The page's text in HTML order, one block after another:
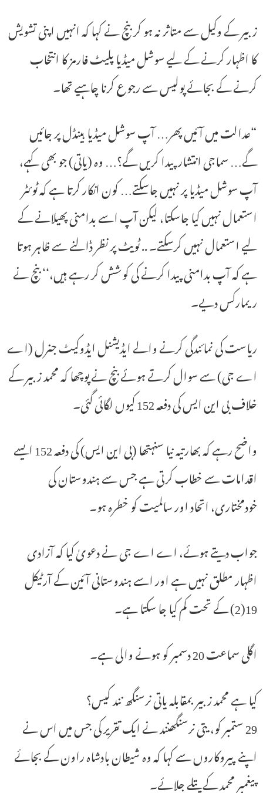
زبیر کے وکیل سے متاثر نہ ہو کر بنچ نے کہا کہ انہیں اپنی تشویش
کا اظہار کرنے کے لیے سوشل میڈیا پلیٹ فارمز کا انتخاب
کرنے کے بجائے پولیس سے رجوع کرنا چاہیے تھا۔
“عدالت میں آئیں پھر… آپ سوشل میڈیا ہینڈل پر جائیں
گے… سماجی انتشار پیدا کریں گے؟… وہ (یاتی) جو بھی کہے،
آپ سوشل میڈیا پر نہیں جاسکتے… کون انکار کرتا ہے کہ ٹوئٹر
استعمال نہیں کیا جاسکتا، لیکن آپ اسے بدامنی پھیلانے کے
لیے استعمال نہیں کرسکتے۔ .. ٹویٹ پر نظر ڈالنے سے ظاہر ہوتا
ہے کہ آپ بدامنی پیدا کرنے کی کوشش کر رہے ہیں،‘‘ بنچ نے
ریمارکس دیے۔
ریاست کی نمائندگی کرنے والے ایڈیشنل ایڈوکیٹ جنرل (اے
اے جی) سے سوال کرتے ہوئے بنچ نے پوچھا کہ محمد زبیر کے
خلاف بی این ایس کی دفعہ 152 کیوں لگائی گئی۔
واضح رہے کہ بھارتیہ نیا سنہتھا (بی این ایس) کی دفعہ 152 ایسے
اقدامات سے خطاب کرتی ہے جس سے ہندوستان کی
خودمختاری، اتحاد اور سالمیت کو خطرہ ہو۔
جواب دیتے ہوئے، اے اے جی نے دعویٰ کیا کہ آزادی
اظہار مطلق نہیں ہے اور اسے ہندوستانی آئین کے آرٹیکل
19(2) کے تحت کم کیا جا سکتا ہے۔
اگلی سماعت 20 دسمبر کو ہونے والی ہے۔
کیا ہے محمد زبیر بمقابلہ یاتی نرسنگھ نند کیس؟
29 ستمبر کو، یتی نرسنگھنند نے ایک تقریر کی جس میں اس نے
اپنے پیروکاروں سے کہا کہ وہ شیطان بادشاہ راون کے بجائے
پیغمبر محمد کے پتلے جلائے۔